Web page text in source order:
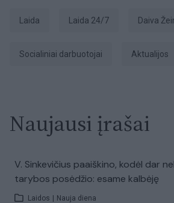
laida Laida 24/7 Daiva
socialiniai darbuotojai aktualijos
Naujausi įrašai
V. Sinkevičius paaiškino, kodėl dar
tarybos posėdžio: esame kalbėję
Laidos Nauja diena